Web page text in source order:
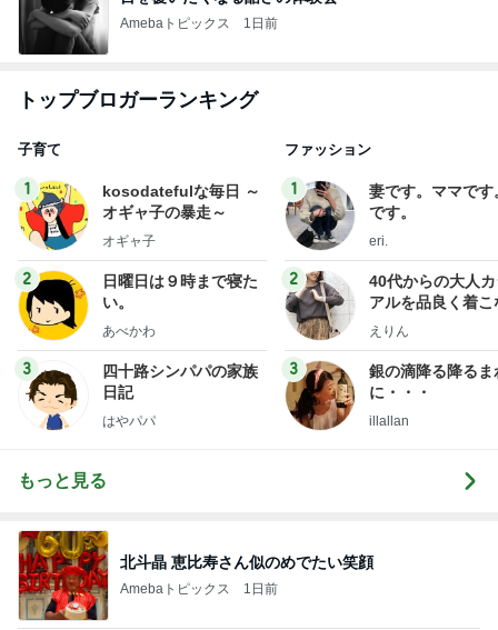
Amebaトピックス 1日前
トップブロガーランキング
子育て
1
kosodatefulな毎日 ～
オギャ子の暴走～
オギャ子
2
日曜日は９時まで寝た
い。
あべかわ
3
四十路シンパパの家族
日記
はやパパ
ファッション
1
妻です。ママです
です。
eri.
2
40代からの大人
アルを品良く着こ
ファッションブロ
えりん
3
銀の滴降る降るま
に・・・
illallan
もっと見る
北斗晶 恵比寿さん似のめでたい笑顔
Amebaトピックス 1日前